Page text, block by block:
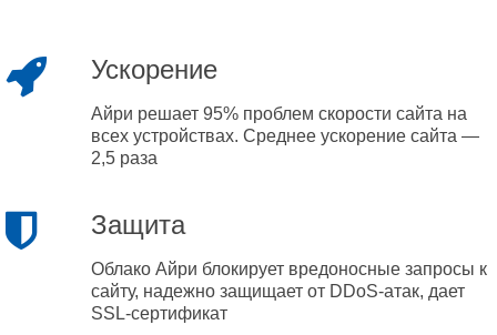
Ускорение
Айри решает 95% проблем скорости сайта на
всех устройствах. Среднее ускорение сайта —
2,5 раза
Защита
Облако Айри блокирует вредоносные запросы к
сайту, надежно защищает от DDoS-атак, дает
SSL-сертификат